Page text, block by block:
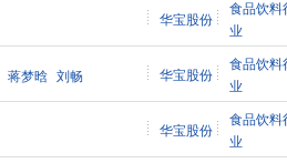
华宝股份
食品饮料
业
蒋梦晗 刘畅 华宝股份
食品饮料
业
华宝股份
食品饮料
业